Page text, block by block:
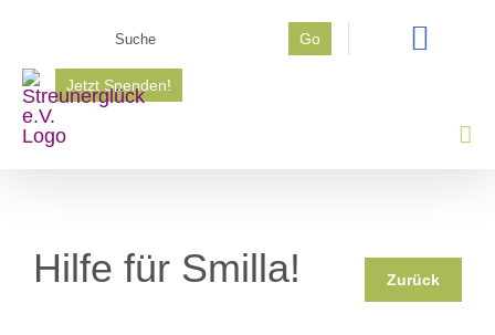
springen
Go
Jetzt Spenden!
Hilfe für Smilla! Zurück